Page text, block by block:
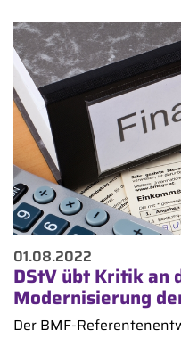
01.08.2022
DStV übt Kritik an
Modernisierung
Der BMF-